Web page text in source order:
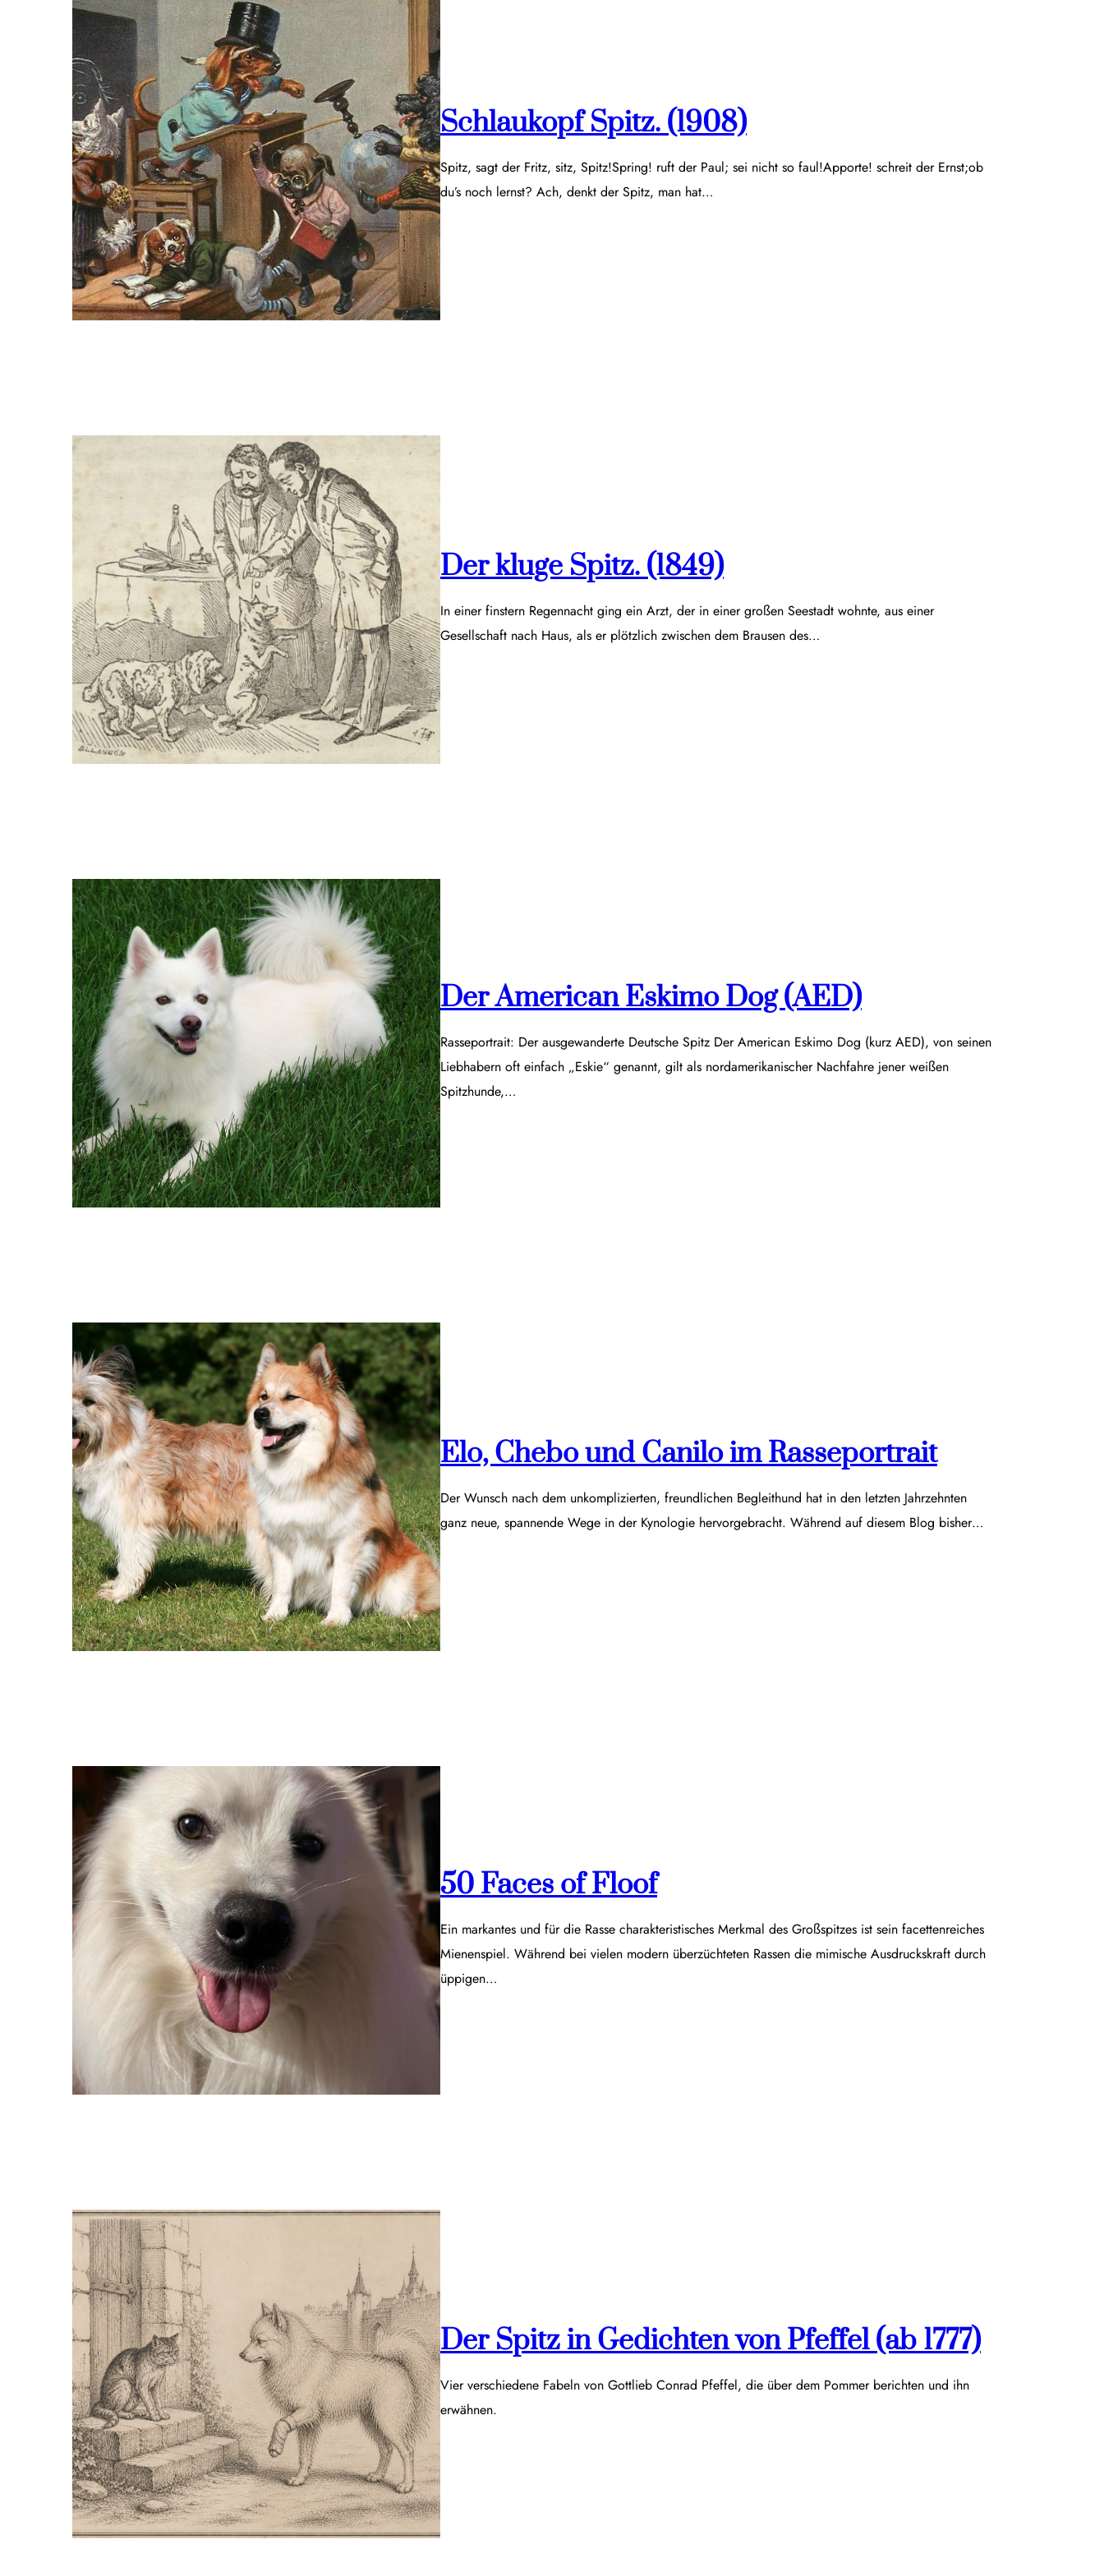
Schlaukopf Spitz. (1908)
Spitz, sagt der Fritz, sitz, Spitz!Spring! ruft der Paul; sei nicht so faul!Apporte! schreit der Ernst;ob
du’s noch lernst? Ach, denkt der Spitz, man hat…
Der kluge Spitz. (1849)
In einer finstern Regennacht ging ein Arzt, der in einer großen Seestadt wohnte, aus einer
Gesellschaft nach Haus, als er plötzlich zwischen dem Brausen des…
Der American Eskimo Dog (AED)
Rasseportrait: Der ausgewanderte Deutsche Spitz Der American Eskimo Dog (kurz AED), von seinen
Liebhabern oft einfach „Eskie“ genannt, gilt als nordamerikanischer Nachfahre jener weißen
Spitzhunde,…
Elo, Chebo und Canilo im Rasseportrait
Der Wunsch nach dem unkomplizierten, freundlichen Begleithund hat in den letzten Jahrzehnten
ganz neue, spannende Wege in der Kynologie hervorgebracht. Während auf diesem Blog bisher…
50 Faces of Floof
Ein markantes und für die Rasse charakteristisches Merkmal des Großspitzes ist sein facettenreiches
Mienenspiel. Während bei vielen modern überzüchteten Rassen die mimische Ausdruckskraft durch
üppigen…
Der Spitz in Gedichten von Pfeffel (ab 1777)
Vier verschiedene Fabeln von Gottlieb Conrad Pfeffel, die über dem Pommer berichten und ihn
erwähnen.